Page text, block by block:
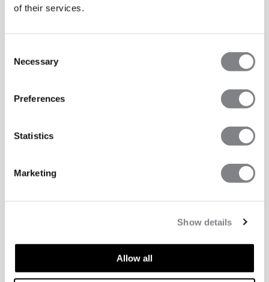
of their services.
Selection
Necessary
Preferences
Statistics
Marketing
Show details
Allow all
TEKNISKA ASPEKTER